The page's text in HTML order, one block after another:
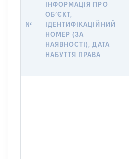
№
ІНФОРМАЦІЯ ПРО
ОБʼЄКТ,
ІДЕНТИФІКАЦІЙНИЙ
НОМЕР (ЗА
НАЯВНОСТІ), ДАТА
НАБУТТЯ ПРАВА